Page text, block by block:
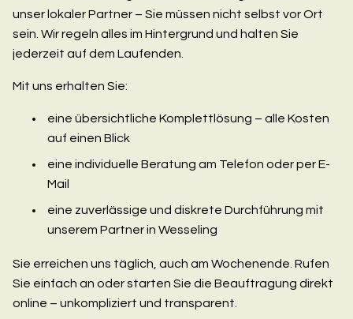
unser lokaler Partner – Sie müssen nicht selbst vor Ort
sein. Wir regeln alles im Hintergrund und halten Sie
jederzeit auf dem Laufenden.
Mit uns erhalten Sie:
eine übersichtliche Komplettlösung – alle Kosten
auf einen Blick
eine individuelle Beratung am Telefon oder per E-
Mail
eine zuverlässige und diskrete Durchführung mit
unserem Partner in Wesseling
Sie erreichen uns täglich, auch am Wochenende. Rufen
Sie einfach an oder starten Sie die Beauftragung direkt
online – unkompliziert und transparent.